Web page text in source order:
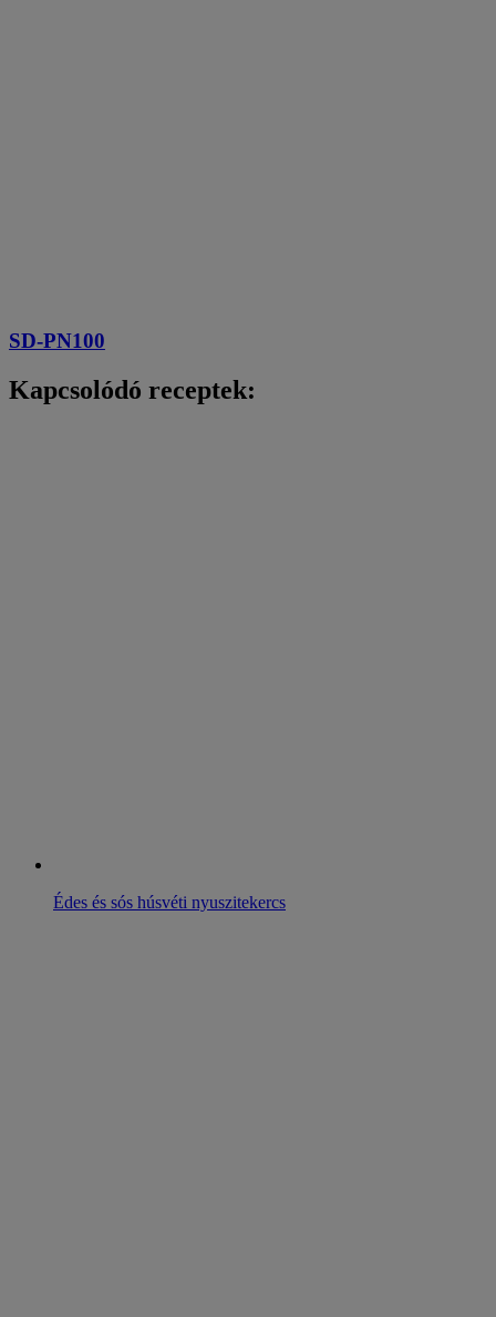
SD-PN100
Kapcsolódó receptek:
Édes és sós húsvéti nyuszitekercs